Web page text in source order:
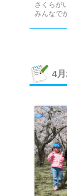
さくらが
みんなで
4